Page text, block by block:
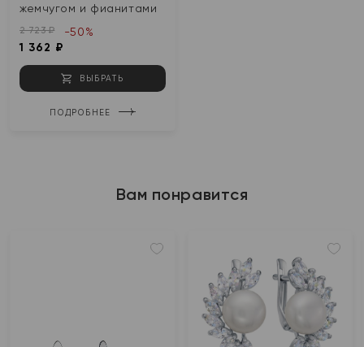
жемчугом и фианитами
2 723 ₽
1 362 ₽
-50%
ВЫБРАТЬ
ПОДРОБНЕЕ
Вам понравится